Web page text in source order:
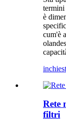
termini
è
cum'è
Rete
filtri